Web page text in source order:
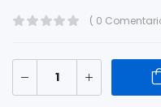
( 0